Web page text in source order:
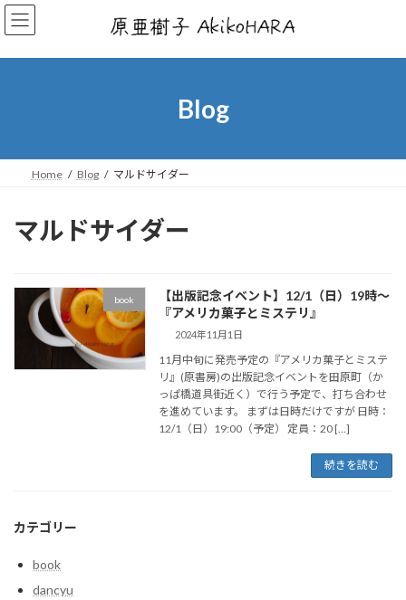
コ
ン
ン
ナ
ビ
ー
Blog
Home Blog マルドサイダー
マルドサイダー
book
【出版記念イベント】12/1（日）19時～
『アメリカ菓子とミステリ』
2024年11月1日
11月中旬に発売予定の『アメリカ菓子とミステ
リ』(原書房)の出版記念イベントを田原町（か
っぱ橋道具街近く）で行う予定で、打ち合わせ
を進めています。 まずは日時だけですが 日時：
12/1（日）19:00（予定） 定員：20 […]
続きを読む
カテゴリー
book
dancyu